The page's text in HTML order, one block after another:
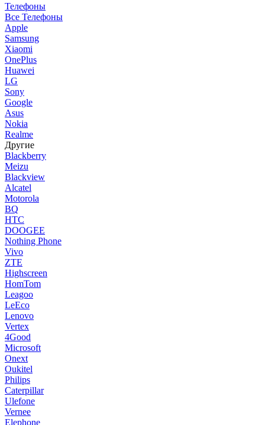
Телефоны
Все Телефоны
Apple
Samsung
Xiaomi
OnePlus
Huawei
LG
Sony
Google
Asus
Nokia
Realme
Другие
Blackberry
Meizu
Blackview
Alcatel
Motorola
BQ
HTC
DOOGEE
Nothing Phone
Vivo
ZTE
Highscreen
HomTom
Leagoo
LeEco
Lenovo
Vertex
4Good
Microsoft
Onext
Oukitel
Philips
Caterpillar
Ulefone
Vernee
Elephone